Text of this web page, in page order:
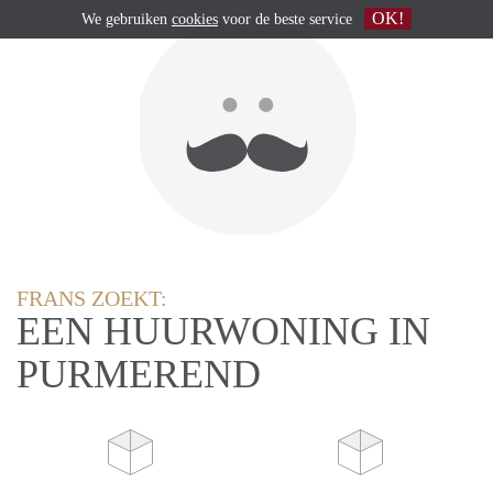
FRANS ZOEKT:
EEN HUURWONING IN
PURMEREND
We gebruiken cookies voor de beste service OK!